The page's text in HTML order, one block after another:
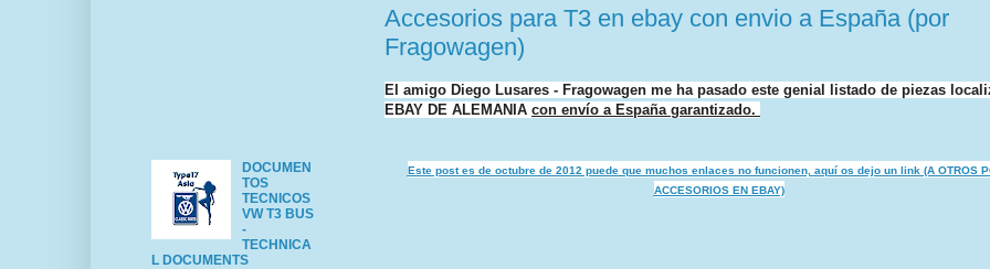
Accesorios para T3 en ebay con envio a España (por
Fragowagen)
El amigo Diego Lusares - Fragowagen me ha pasado este genial listado de piezas
EBAY DE ALEMANIA con envío a España garantizado.
Este post es de octubre de 2012 puede que muchos enlaces no funcionen, aquí os dejo un link (A OTROS
ACCESORIOS EN EBAY)
DOCUMEN
TOS
TECNICOS
VW T3 BUS
-
TECHNICA
L DOCUMENTS